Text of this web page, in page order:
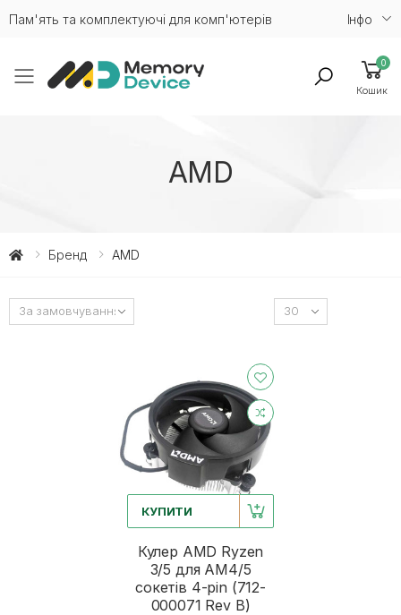
Пам'ять та комплектуючі для комп'ютерів Iнфо
Toggle mobile menu
0
Кошик
AMD
Бренд AMD
КУПИТИ
Кулер AMD Ryzen
3/5 для AM4/5
сокетів 4-pin (712-
000071 Rev B)